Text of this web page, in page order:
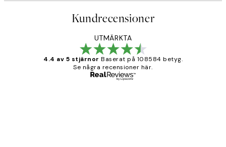
Kundrecensioner
UTMÄRKTA
4.4 av 5 stjärnor Baserat på 108584 betyg.
Se några recensioner här.